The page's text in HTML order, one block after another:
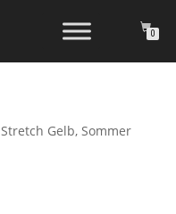
0
Gelb, Sommer